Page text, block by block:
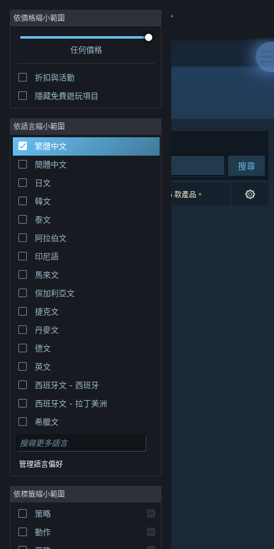
登入
社群
關於
客服
變更語言
取得 Steam 行動應用程式
檢視電腦版網頁
權人在美國與其它國家（地區）之財產。
Cookie
依價格縮小範圍
任何價格
折扣與活動
隱藏免費遊玩項目
依語言縮小範圍
繁體中文
簡體中文
日文
韓文
泰文
阿拉伯文
印尼語
馬來文
保加利亞文
捷克文
丹麥文
德文
英文
西班牙文 - 西班牙
西班牙文 - 拉丁美洲
希臘文
管理語言偏好
依標籤縮小範圍
策略
動作
開發人員: Cascadia Games
排序依據 相關性
搜尋
0 項相符的搜尋結果。 已根據您的偏好設定排除 5 款產品。